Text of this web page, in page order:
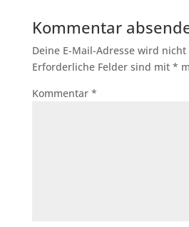
Kommentar
Deine E-Mail-Adresse wird
Erforderliche Felder sind mit *
Kommentar *